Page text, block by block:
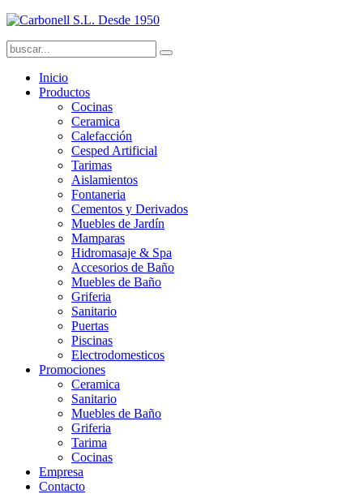
Inicio
Productos
Cocinas
Ceramica
Calefacción
Cesped Artificial
Tarimas
Aislamientos
Fontaneria
Cementos y Derivados
Muebles de Jardín
Mamparas
Hidromasaje & Spa
Accesorios de Baño
Muebles de Baño
Griferia
Sanitario
Puertas
Piscinas
Electrodomesticos
Promociones
Ceramica
Sanitario
Muebles de Baño
Griferia
Tarima
Cocinas
Empresa
Contacto